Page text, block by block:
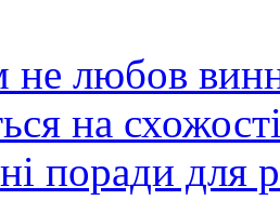
не любов
на
поради для